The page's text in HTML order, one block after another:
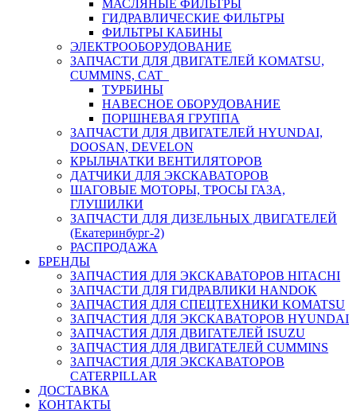
МАСЛЯНЫЕ ФИЛЬТРЫ
ГИДРАВЛИЧЕСКИЕ ФИЛЬТРЫ
ФИЛЬТРЫ КАБИНЫ
ЭЛЕКТРООБОРУДОВАНИЕ
ЗАПЧАСТИ ДЛЯ ДВИГАТЕЛЕЙ KOMATSU,
CUMMINS, CAT
ТУРБИНЫ
НАВЕСНОЕ ОБОРУДОВАНИЕ
ПОРШНЕВАЯ ГРУППА
ЗАПЧАСТИ ДЛЯ ДВИГАТЕЛЕЙ HYUNDAI,
DOOSAN, DEVELON
КРЫЛЬЧАТКИ ВЕНТИЛЯТОРОВ
ДАТЧИКИ ДЛЯ ЭКСКАВАТОРОВ
ШАГОВЫЕ МОТОРЫ, ТРОСЫ ГАЗА,
ГЛУШИЛКИ
ЗАПЧАСТИ ДЛЯ ДИЗЕЛЬНЫХ ДВИГАТЕЛЕЙ
(Екатеринбург-2)
РАСПРОДАЖА
БРЕНДЫ
ЗАПЧАСТИЯ ДЛЯ ЭКСКАВАТОРОВ HITACHI
ЗАПЧАСТИ ДЛЯ ГИДРАВЛИКИ HANDOK
ЗАПЧАСТИЯ ДЛЯ СПЕЦТЕХНИКИ KOMATSU
ЗАПЧАСТИЯ ДЛЯ ЭКСКАВАТОРОВ HYUNDAI
ЗАПЧАСТИЯ ДЛЯ ДВИГАТЕЛЕЙ ISUZU
ЗАПЧАСТИЯ ДЛЯ ДВИГАТЕЛЕЙ CUMMINS
ЗАПЧАСТИЯ ДЛЯ ЭКСКАВАТОРОВ
CATERPILLAR
ДОСТАВКА
КОНТАКТЫ